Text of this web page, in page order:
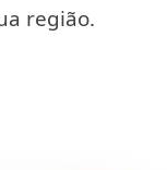
região.